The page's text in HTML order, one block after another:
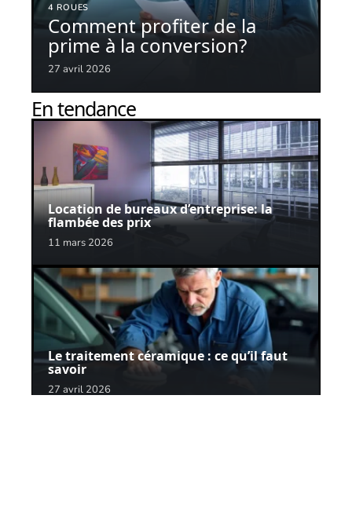
4 ROUES
Comment profiter de la
prime à la conversion?
27 avril 2026
En tendance
Location de bureaux d’entreprise: la
flambée des prix
11 mars 2026
Le traitement céramique : ce qu’il faut
savoir
27 avril 2026